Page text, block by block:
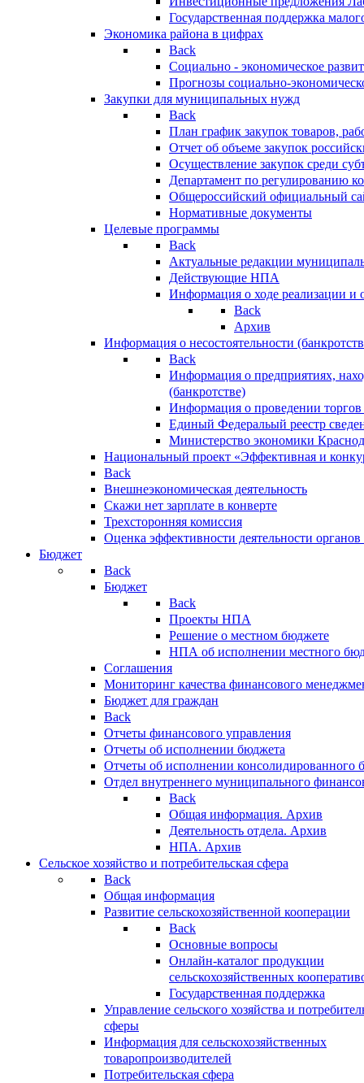
Государственная поддержка
Экономика района в цифрах
Back
Социально - экономическое
Прогнозы социально-
Закупки для муниципальных нужд
Back
План график закупок товаров,
Отчет об объеме закупок
Осуществление закупок среди
Департамент по регулированию
Общероссийский официальный
Нормативные документы
Целевые программы
Back
Актуальные редакции
Действующие НПА
Информация о ходе реализации
Back
Архив
Информация о несостоятельности
Back
Информация о предприятиях,
(банкротстве)
Информация о проведении
Единый Федеральый реестр
Министерство экономики
Национальный проект «Эффективная и
Back
Внешнеэкономическая деятельность
Скажи нет зарплате в конверте
Трехсторонняя комиссия
Оценка эффективности деятельности
Бюджет
Back
Бюджет
Back
Проекты НПА
Решение о местном бюджете
НПА об исполнении местного
Соглашения
Мониторинг качества финансового
Бюджет для граждан
Back
Отчеты финансового управления
Отчеты об исполнении бюджета
Отчеты об исполнении консолидированного
Отдел внутреннего муниципального
Back
Общая информация. Архив
Деятельность отдела. Архив
НПА. Архив
Сельское хозяйство и потребительская сфера
Back
Общая информация
Развитие сельскохозяйственной кооперации
Back
Основные вопросы
Онлайн-каталог продукции
сельскохозяйственных
Государственная поддержка
Управление сельского хозяйства и
сферы
Информация для сельскохозяйственных
товаропроизводителей
Потребительская сфера